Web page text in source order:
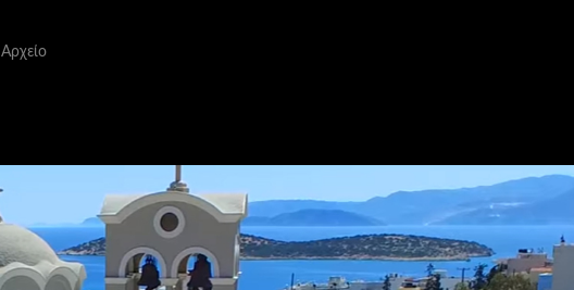
Αρχείο